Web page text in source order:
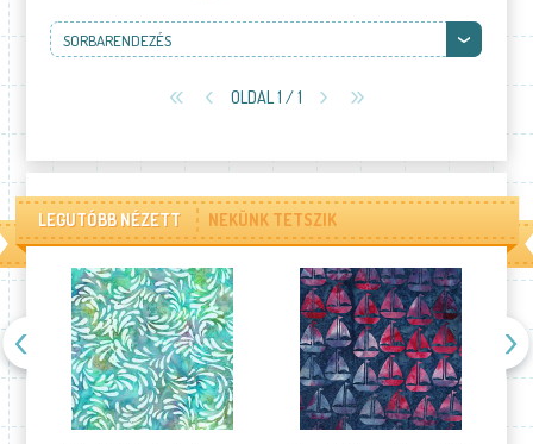
SORBARENDEZÉS
OLDAL 1 / 1
LEGUTÓBB NÉZETT NEKÜNK TETSZIK